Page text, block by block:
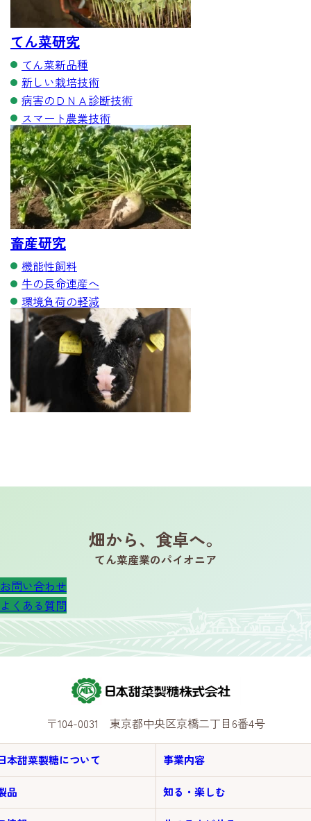
てん菜研究
てん菜新品種
新しい栽培技術
病害のＤＮＡ診断技術
スマート農業技術
畜産研究
機能性飼料
牛の長命連産へ
環境負荷の軽減
畑から、食卓へ。
てん菜産業のパイオニア
お問い合わせ
よくある質問
〒104-0031 東京都中央区京橋二丁目6番4号
本甜菜製糖について 事業内容
品 知る・楽しむ